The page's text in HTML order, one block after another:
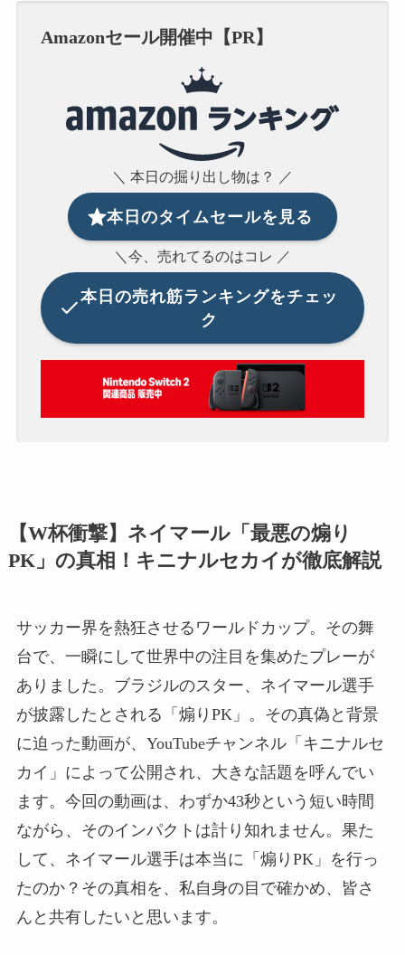
Amazonセール開催中【PR】
＼ 本日の掘り出し物は？ ／
本日のタイムセールを見る
＼今、売れてるのはコレ ／
本日の売れ筋ランキングをチェッ
ク
【W杯衝撃】ネイマール「最悪の煽り
PK」の真相！キニナルセカイが徹底解説
サッカー界を熱狂させるワールドカップ。その舞
台で、一瞬にして世界中の注目を集めたプレーが
ありました。ブラジルのスター、ネイマール選手
が披露したとされる「煽りPK」。その真偽と背景
に迫った動画が、YouTubeチャンネル「キニナルセ
カイ」によって公開され、大きな話題を呼んでい
ます。今回の動画は、わずか43秒という短い時間
ながら、そのインパクトは計り知れません。果た
して、ネイマール選手は本当に「煽りPK」を行っ
たのか？その真相を、私自身の目で確かめ、皆さ
んと共有したいと思います。